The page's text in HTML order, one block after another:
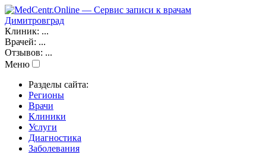
Димитровград
Клиник: ...
Врачей: ...
Отзывов: ...
Меню
Разделы сайта:
Регионы
Врачи
Клиники
Услуги
Диагностика
Заболевания